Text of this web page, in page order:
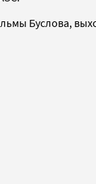
Буслова,